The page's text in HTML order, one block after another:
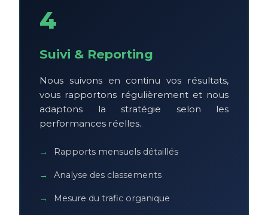
4
Suivi & Reporting
Nous suivons en continu vos résultats,
vous rapportons régulièrement et nous
adaptons la stratégie selon les
performances réelles.
Rapports mensuels détaillés
Analyse des classements
Mesure du trafic organique